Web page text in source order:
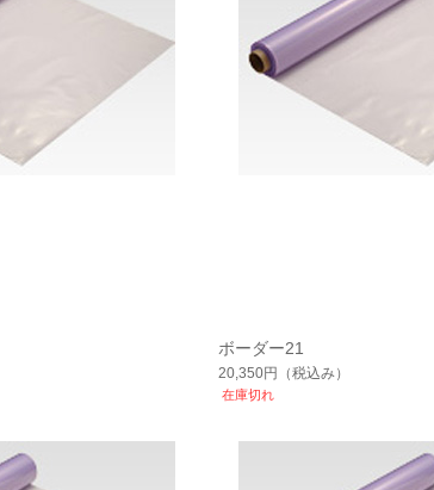
ボーダー21
20,350円 （税込み）
在庫切れ